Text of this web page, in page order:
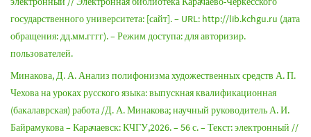
государственного университета: [сайт]. – URL: http://lib.kchgu.ru (дата
обращения: дд.мм.гггг). – Режим доступа: для авторизир.
пользователей.
Минакова, Д. А. Анализ полифонизма художественных средств А. П.
Чехова на уроках русского языка: выпускная квалификационная
(бакалаврская) работа /Д. А. Минакова; научный руководитель А. И.
Байрамукова – Карачаевск: КЧГУ,2026. – 56 с. – Текст: электронный //